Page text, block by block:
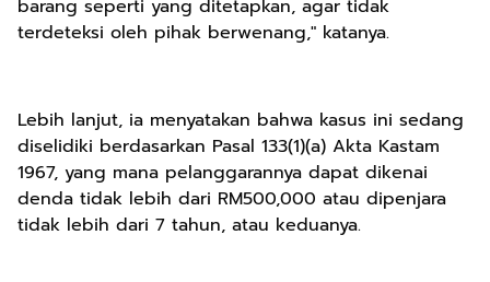
barang seperti yang ditetapkan, agar tidak
terdeteksi oleh pihak berwenang," katanya.
Lebih lanjut, ia menyatakan bahwa kasus ini sedang
diselidiki berdasarkan Pasal 133(1)(a) Akta Kastam
1967, yang mana pelanggarannya dapat dikenai
denda tidak lebih dari RM500,000 atau dipenjara
tidak lebih dari 7 tahun, atau keduanya.